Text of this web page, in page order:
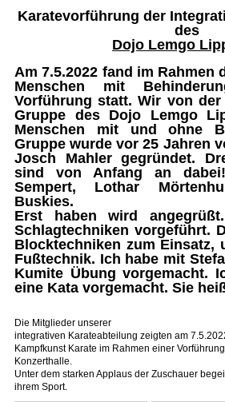
Karatevorführung der
des
Dojo Lemgo
Am 7.5.2022 fand im Rahmen
Menschen mit
Vorführung statt. Wir von der
Gruppe des Dojo Lemgo
Menschen mit und ohne
Gruppe wurde vor 25 Jahren
Josch Mahler gegründet.
sind von Anfang an
Sempert, Lothar
Buskies.
Erst haben wird
Schlagtechniken vorgeführt.
Blocktechniken zum Einsatz,
Fußtechnik. Ich habe mit
Kumite Übung vorgemacht.
eine Kata vorgemacht. Sie
Die Mitglieder unserer
integrativen Karateabteilung zeigten am
Kampfkunst Karate im Rahmen einer
Konzerthalle.
Unter dem starken Applaus der Zuschauer
ihrem Sport.